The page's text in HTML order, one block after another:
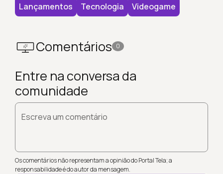
Lançamentos Tecnologia Videogame
Comentários 0
Entre na conversa da
comunidade
Escreva um comentário
Os comentários não representam a opinião do Portal Tela; a
responsabilidade é do autor da mensagem.